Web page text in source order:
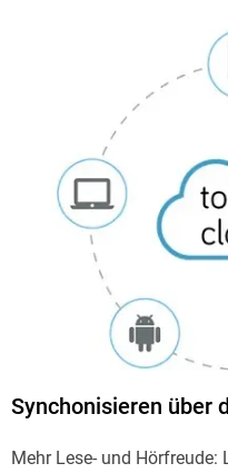
Synchonisieren über
Mehr Lese- und